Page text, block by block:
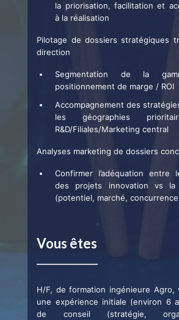
la priorisation, facilitation et
à la réalisation
Pilotage de dossiers stratégiques
direction
Segmentation de la
positionnement de marge / ROI
Accompagnement des
les géographies
R&D/Filiales/Marketing central
Analyses marketing de dossiers
Confirmer l’adéquation entre
des projets innovation vs la
(potentiel, marché,
Vous êtes
H/F, de formation ingénieure Agro,
une expérience initiale (environ 6
de conseil (stratégie,